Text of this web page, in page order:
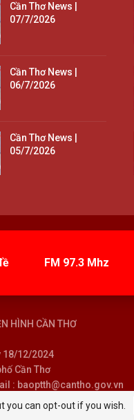
Cần Thơ News |
07/7/2026
Cần Thơ News |
06/7/2026
Cần Thơ News |
05/7/2026
FM 97.3 Mhz
HÌNH CẦN THƠ
18/12/2024
Cần Thơ
: baoptth@cantho.gov.vn
you can opt-out if you wish.